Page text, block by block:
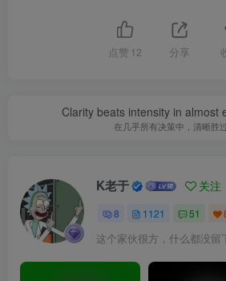
点赞 12 分享
Clarity beats intensity in almost
在几乎所有决策中，清晰胜
K老于 关注
8 1121 51